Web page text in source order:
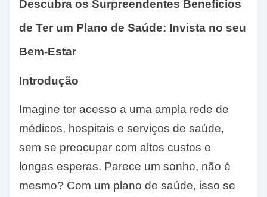
Descubra os Surpreendentes Benefícios
de Ter um Plano de Saúde: Invista no seu
Bem-Estar
Introdução
Imagine ter acesso a uma ampla rede de
médicos, hospitais e serviços de saúde,
sem se preocupar com altos custos e
longas esperas. Parece um sonho, não é
mesmo? Com um plano de saúde, isso se